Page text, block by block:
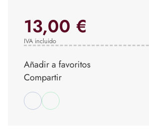
13,00 €
IVA incluido
Añadir a favoritos
Compartir